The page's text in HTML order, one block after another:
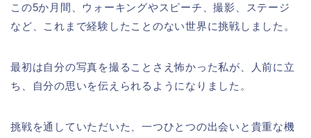
この5か月間、ウォーキングやスピーチ、撮影、ステージ
など、これまで経験したことのない世界に挑戦しました。
最初は自分の写真を撮ることさえ怖かった私が、人前に立
ち、自分の思いを伝えられるようになりました。
挑戦を通していただいた、一つひとつの出会いと貴重な機